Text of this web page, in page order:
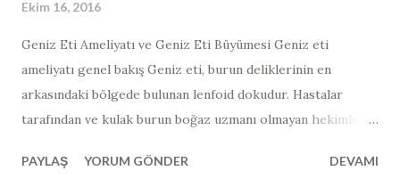
Ekim 16, 2016
Geniz Eti Ameliyatı ve Geniz Eti Büyümesi Geniz eti
ameliyatı genel bakış Geniz eti, burun deliklerinin en
arkasındaki bölgede bulunan lenfoid dokudur. Hastalar
tarafından ve kulak burun boğaz uzmanı olmayan hekimler
Endoskopik burun içi muayenesi esnasında görülebilir. Yan
PAYLAŞ YORUM GÖNDER DEVAMI